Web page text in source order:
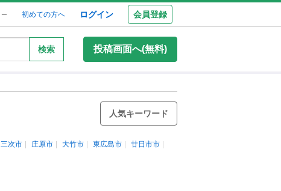
初めての方へ ログイン 会員登録
検索 投稿画面へ(無料)
人気キーワード
三次市 庄原市 大竹市 東広島市
廿日市市